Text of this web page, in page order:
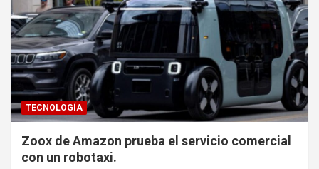
TECNOLOGÍA
Zoox de Amazon prueba el servicio comercial
con un robotaxi.